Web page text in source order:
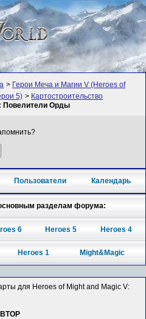
> Герои Меча и Магии V (Heroes of
5) > Картостроительство
Повелители Орды
Пользователи Календарь
разделам форума:
6 Heroes 5 Heroes 4
Heroes 1 Might&Magic
для Heroes of Might and Magic V: